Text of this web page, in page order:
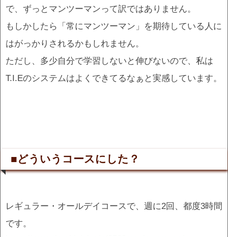
で、ずっとマンツーマンって訳ではありません。
もしかしたら「常にマンツーマン」を期待している人に
はがっかりされるかもしれません。
ただし、多少自分で学習しないと伸びないので、私は
T.I.Eのシステムはよくできてるなぁと実感しています。
■どういうコースにした？
レギュラー・オールデイコースで、週に2回、都度3時間
です。